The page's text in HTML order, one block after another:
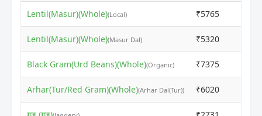
Lentil(Masur)(Whole)(Local) ₹5765
Lentil(Masur)(Whole)(Masur Dal) ₹5320
Black Gram(Urd Beans)(Whole)(Organic) ₹7375
Arhar(Tur/Red Gram)(Whole)(Arhar Dal(Tur)) ₹6020